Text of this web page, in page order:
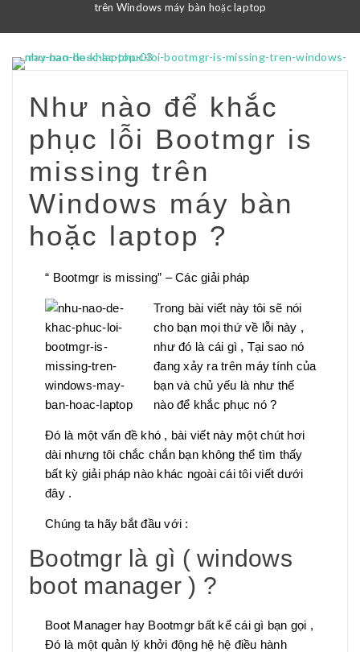
trên Windows máy bàn hoặc laptop
Như nào để khắc
phục lỗi Bootmgr is
missing trên
Windows máy bàn
hoặc laptop ?
“ Bootmgr is missing” – Các giải pháp
Trong bài viết này tôi sẽ nói
cho bạn mọi thứ về lỗi này ,
như đó là cái gì , Tại sao nó
đang xảy ra trên máy tính của
bạn và chủ yếu là như thế
nào để khắc phục nó ?
Đó là một vấn đề khó , bài viết này một chút hơi
dài nhưng tôi chắc chắn bạn không thể tìm thấy
bất kỳ giải pháp nào khác ngoài cái tôi viết dưới
đây .
Chúng ta hãy bắt đầu với :
Bootmgr là gì ( windows
boot manager ) ?
Boot Manager hay Bootmgr bất kể cái gì bạn gọi ,
Đó là một quản lý khởi động hệ hệ điều hành